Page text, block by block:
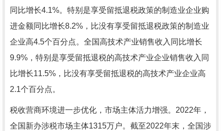
同比增长4.1%。特别是享受留抵退税政策的制造业企业购
进金额同比增长8.2%，比没有享受留抵退税政策的制造业
企业高4.5个百分点。全国高技术产业销售收入同比增长
9.9%，特别是享受留抵退税的高技术产业企业销售收入同
比增长11.5%，比没有享受留抵退税的高技术产业企业高
2.1个百分点。
税收营商环境进一步优化，市场主体活力增强。2022年，
全国新办涉税市场主体1315万户。截至2022年末，全国涉